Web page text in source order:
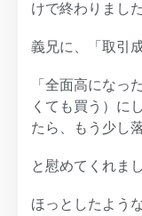
けで終わりました
義兄に、「取引
「全面高になっ
くても買う）に
たら、もう少し
と慰めてくれまし
ほっとしたよう